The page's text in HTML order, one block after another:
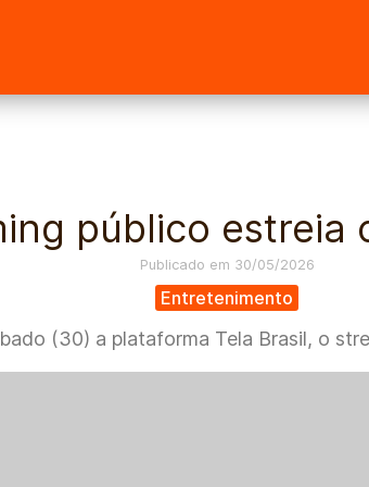
público estreia
Publicado em 30/05/2026
Entretenimento
(30) a plataforma Tela Brasil, o